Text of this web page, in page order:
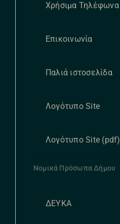
Χρήσιμα Τηλέφωνα
Επικοινωνία
Παλιά ιστοσελίδα
Λογότυπο Site
Λογότυπο Site (pdf)
Νομικά Πρόσωπα Δήμου
ΔΕΥΚΑ